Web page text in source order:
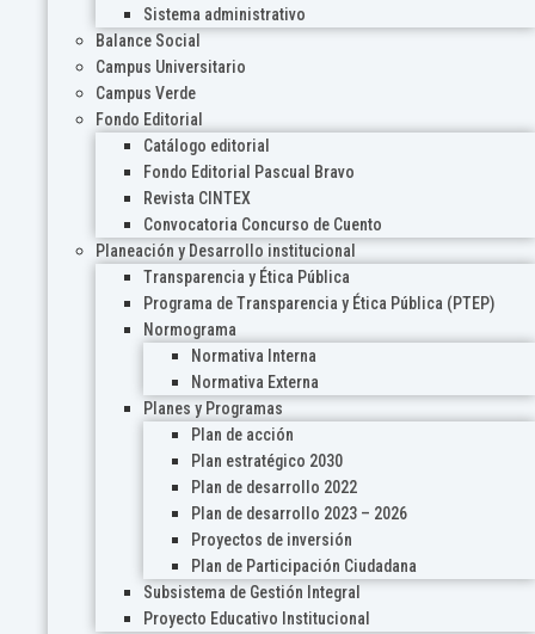
Sistema administrativo
Balance Social
Campus Universitario
Campus Verde
Fondo Editorial
Catálogo editorial
Fondo Editorial Pascual Bravo
Revista CINTEX
Convocatoria Concurso de Cuento
Planeación y Desarrollo institucional
Transparencia y Ética Pública
Programa de Transparencia y Ética Pública (PTEP)
Normograma
Normativa Interna
Normativa Externa
Planes y Programas
Plan de acción
Plan estratégico 2030
Plan de desarrollo 2022
Plan de desarrollo 2023 – 2026
Proyectos de inversión
Plan de Participación Ciudadana
Subsistema de Gestión Integral
Proyecto Educativo Institucional